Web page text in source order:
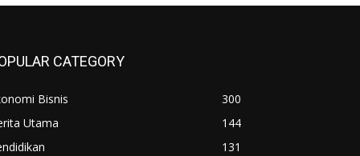
CATEGORY
Bisnis
300
Utama
144
131